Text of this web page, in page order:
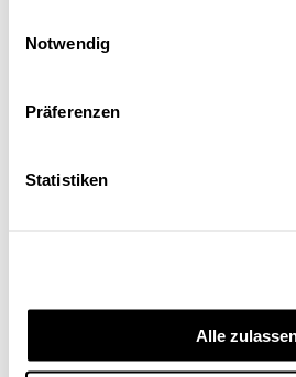
Notwendig
Präferenzen
Statistiken
Alle
Impressum
Abo